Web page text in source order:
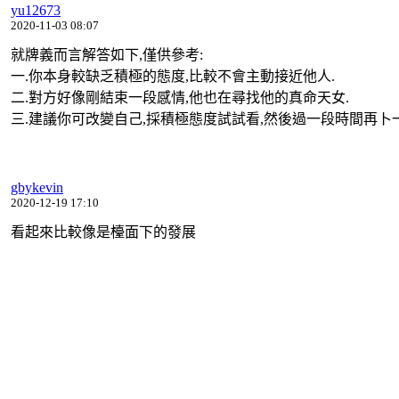
yu12673
2020-11-03 08:07
就牌義而言解答如下,僅供參考:
一.你本身較缺乏積極的態度,比較不會主動接近他人.
二.對方好像剛結束一段感情,他也在尋找他的真命天女.
三.建議你可改變自己,採積極態度試試看,然後過一段時間再卜
gbykevin
2020-12-19 17:10
看起來比較像是檯面下的發展